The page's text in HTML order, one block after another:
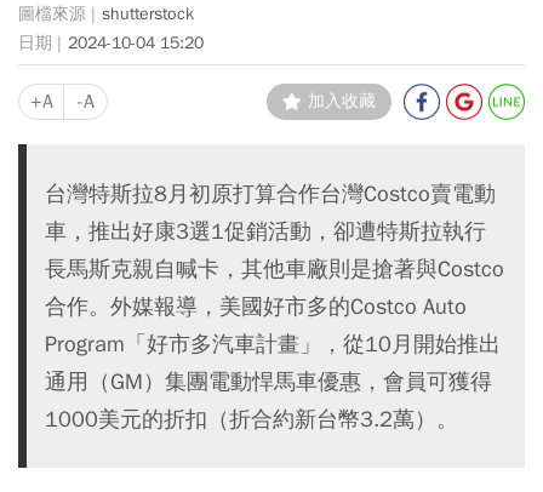
shutterstock
2024-10-04 15:20
+A -A 加入收藏
台灣特斯拉8月初原打算合作台灣Costco賣電動
車，推出好康3選1促銷活動，卻遭特斯拉執行
長馬斯克親自喊卡，其他車廠則是搶著與Costco
合作。外媒報導，美國好市多的Costco Auto
Program「好市多汽車計畫」，從10月開始推出
通用（GM）集團電動悍馬車優惠，會員可獲得
1000美元的折扣（折合約新台幣3.2萬）。